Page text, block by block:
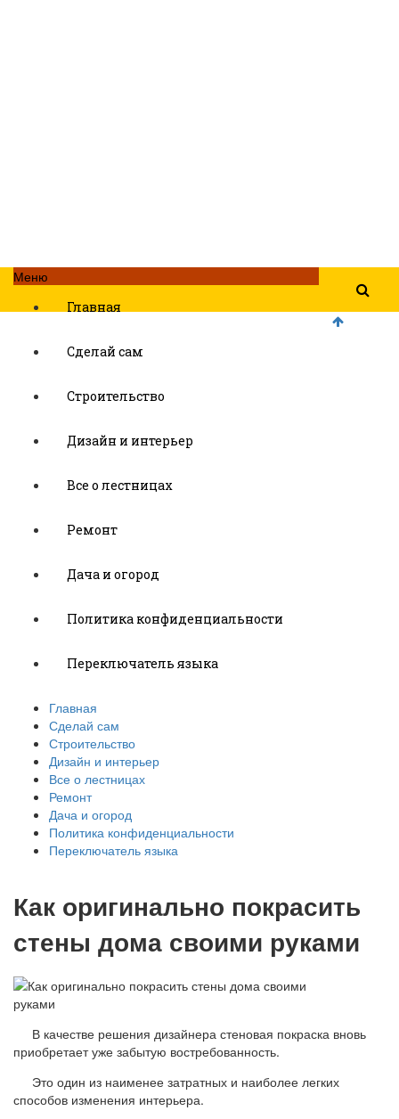
Меню
Главная
Сделай сам
Строительство
Дизайн и интерьер
Все о лестницах
Ремонт
Дача и огород
Политика конфиденциальности
Переключатель языка
Главная
Сделай сам
Строительство
Дизайн и интерьер
Все о лестницах
Ремонт
Дача и огород
Политика конфиденциальности
Переключатель языка
Как оригинально покрасить
стены дома своими руками
В качестве решения дизайнера стеновая покраска вновь
приобретает уже забытую востребованность.
Это один из наименее затратных и наиболее легких
способов изменения интерьера.